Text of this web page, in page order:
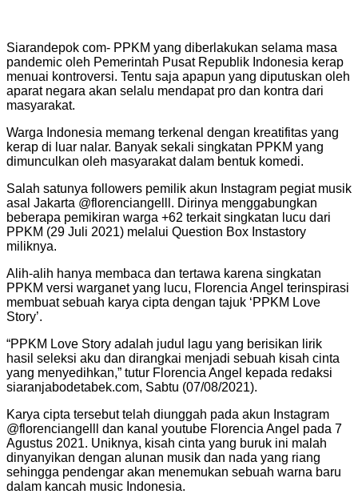
Siarandepok com- PPKM yang diberlakukan selama masa
pandemic oleh Pemerintah Pusat Republik Indonesia kerap
menuai kontroversi. Tentu saja apapun yang diputuskan oleh
aparat negara akan selalu mendapat pro dan kontra dari
masyarakat.
Warga Indonesia memang terkenal dengan kreatifitas yang
kerap di luar nalar. Banyak sekali singkatan PPKM yang
dimunculkan oleh masyarakat dalam bentuk komedi.
Salah satunya followers pemilik akun Instagram pegiat musik
asal Jakarta @florenciangelll. Dirinya menggabungkan
beberapa pemikiran warga +62 terkait singkatan lucu dari
PPKM (29 Juli 2021) melalui Question Box Instastory
miliknya.
Alih-alih hanya membaca dan tertawa karena singkatan
PPKM versi warganet yang lucu, Florencia Angel terinspirasi
membuat sebuah karya cipta dengan tajuk ‘PPKM Love
Story’.
“PPKM Love Story adalah judul lagu yang berisikan lirik
hasil seleksi aku dan dirangkai menjadi sebuah kisah cinta
yang menyedihkan,” tutur Florencia Angel kepada redaksi
siaranjabodetabek.com, Sabtu (07/08/2021).
Karya cipta tersebut telah diunggah pada akun Instagram
@florenciangelll dan kanal youtube Florencia Angel pada 7
Agustus 2021. Uniknya, kisah cinta yang buruk ini malah
dinyanyikan dengan alunan musik dan nada yang riang
sehingga pendengar akan menemukan sebuah warna baru
dalam kancah music Indonesia.